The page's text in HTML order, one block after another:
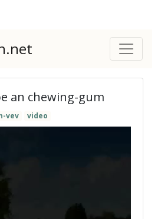
an chewing-gum
vev video